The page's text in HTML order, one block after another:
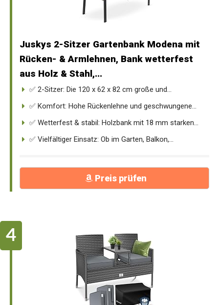
Juskys 2-Sitzer Gartenbank Modena mit
Rücken- & Armlehnen, Bank wetterfest
aus Holz & Stahl,...
✅ 2-Sitzer: Die 120 x 62 x 82 cm große und...
✅ Komfort: Hohe Rückenlehne und geschwungene...
✅ Wetterfest & stabil: Holzbank mit 18 mm starken...
✅ Vielfältiger Einsatz: Ob im Garten, Balkon,...
Preis prüfen